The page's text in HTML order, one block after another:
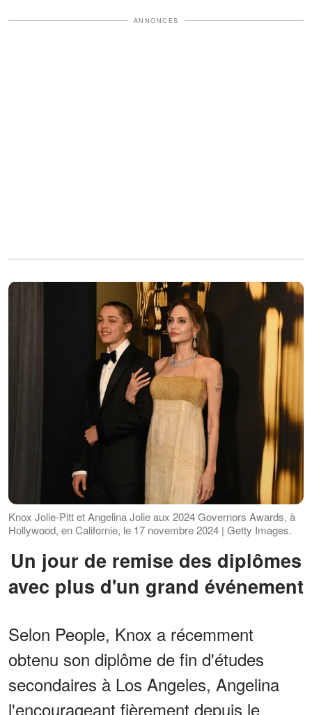
ANNONCES
Knox Jolie-Pitt et Angelina Jolie aux 2024 Governors Awards, à
Hollywood, en Californie, le 17 novembre 2024 | Getty Images.
Un jour de remise des diplômes
avec plus d'un grand événement
Selon People, Knox a récemment
obtenu son diplôme de fin d'études
secondaires à Los Angeles, Angelina
l'encourageant fièrement depuis le